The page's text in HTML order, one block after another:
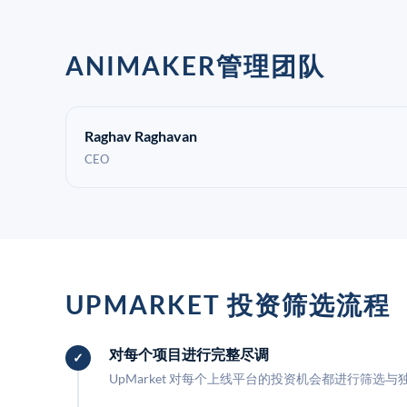
ANIMAKER管理团队
Raghav Raghavan
CEO
UPMARKET 投资筛选流程
对每个项目进行完整尽调
UpMarket 对每个上线平台的投资机会都进行筛选与